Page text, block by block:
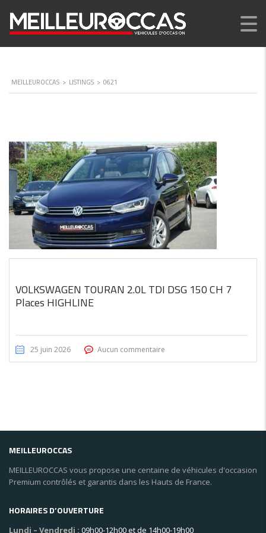
MEILLEUROCCAS > LISTINGS > 0621
VOLKSWAGEN TOURAN 2.0L TDI DSG 150 CH 7
Places HIGHLINE
25 juin 2026 Aucun commentaire
MEILLEUROCCAS
MEILLEUROCCAS vous propose une centaine de véhicules d'occasion
Premium contrôlés et garantis dans les Hauts de France.
HORAIRES D’OUVERTURE
Lundi – Vendredi : 09h00-12h00 et de 14h00-19h00